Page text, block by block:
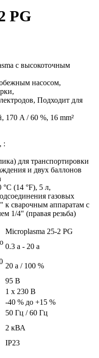
PG
с высокоточным
насосом,
Подходит для
170 A / 60 %, 16 mm²
:
для транспортировки
и двух баллонов
(14 °F), 5 л,
газовых
к сварочным аппаратам с
1/4" (правая резьба)
Microplasma 25-2 PG
0.3 а - 20 а
20 а / 100 %
95 В
1 x 230 В
-40 % до +15 %
50 Гц / 60 Гц
2 кВА
IP23